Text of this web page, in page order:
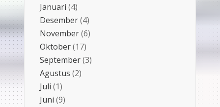
Januari (4)
Desember(4)
November(6)
Oktober(17)
September(3)
Agustus (2)
Juli (1)
Juni (9)